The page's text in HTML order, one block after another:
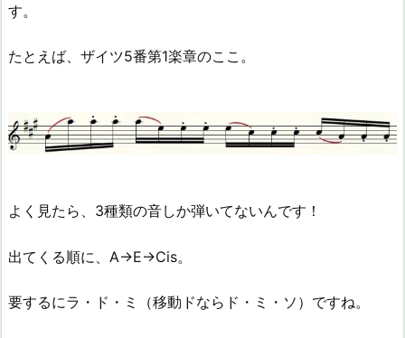
す。
たとえば、ザイツ5番第1楽章のここ。
よく見たら、3種類の音しか弾いてないんです！
出てくる順に、A→E→Cis。
要するにラ・ド・ミ（移動ドならド・ミ・ソ）ですね。